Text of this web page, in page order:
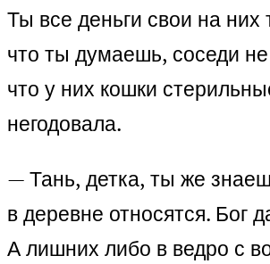
Ты все деньги свои на них
что ты думаешь, соседи
что у них кошки
негодовала.
— Тань, детка, ты же
в деревне относятся. Бог
А лишних либо в ведро с